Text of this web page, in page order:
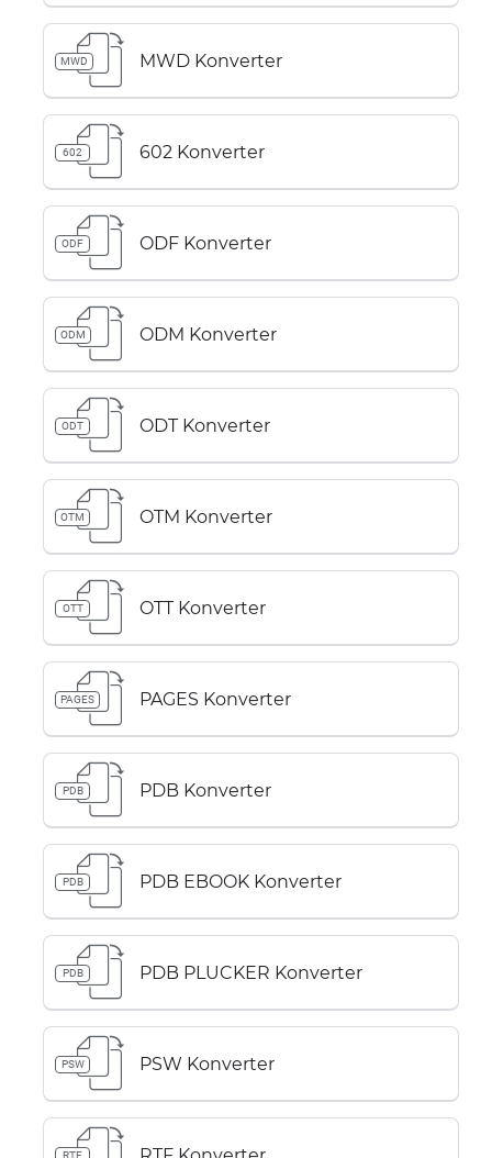
MWD MWD Konverter
602 602 Konverter
ODF ODF Konverter
ODM ODM Konverter
ODT ODT Konverter
OTM OTM Konverter
OTT OTT Konverter
PAGES PAGES Konverter
PDB PDB Konverter
PDB PDB EBOOK Konverter
PDB PDB PLUCKER Konverter
PSW PSW Konverter
RTF